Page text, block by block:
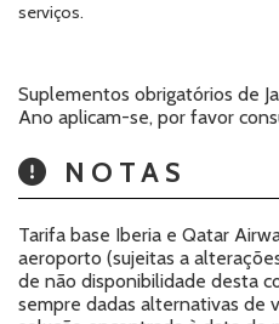
serviços.
Suplementos obrigatórios de
Ano aplicam-se, por favor
NOTAS
Tarifa base Iberia e Qatar
aeroporto (sujeitas a
de não disponibilidade desta
sempre dadas alternativas de